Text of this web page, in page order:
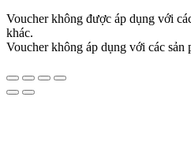
Voucher không được áp dụng với
khác.
Voucher không áp dụng với các sản